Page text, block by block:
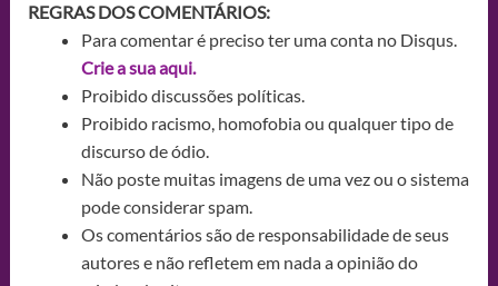
REGRAS DOS COMENTÁRIOS:
Para comentar é preciso ter uma conta no Disqus.
Crie a sua aqui.
Proibido discussões políticas.
Proibido racismo, homofobia ou qualquer tipo de
discurso de ódio.
Não poste muitas imagens de uma vez ou o sistema
pode considerar spam.
Os comentários são de responsabilidade de seus
autores e não refletem em nada a opinião do